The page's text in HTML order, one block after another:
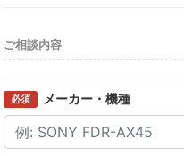
ご相談内容
必須 メーカー・機種